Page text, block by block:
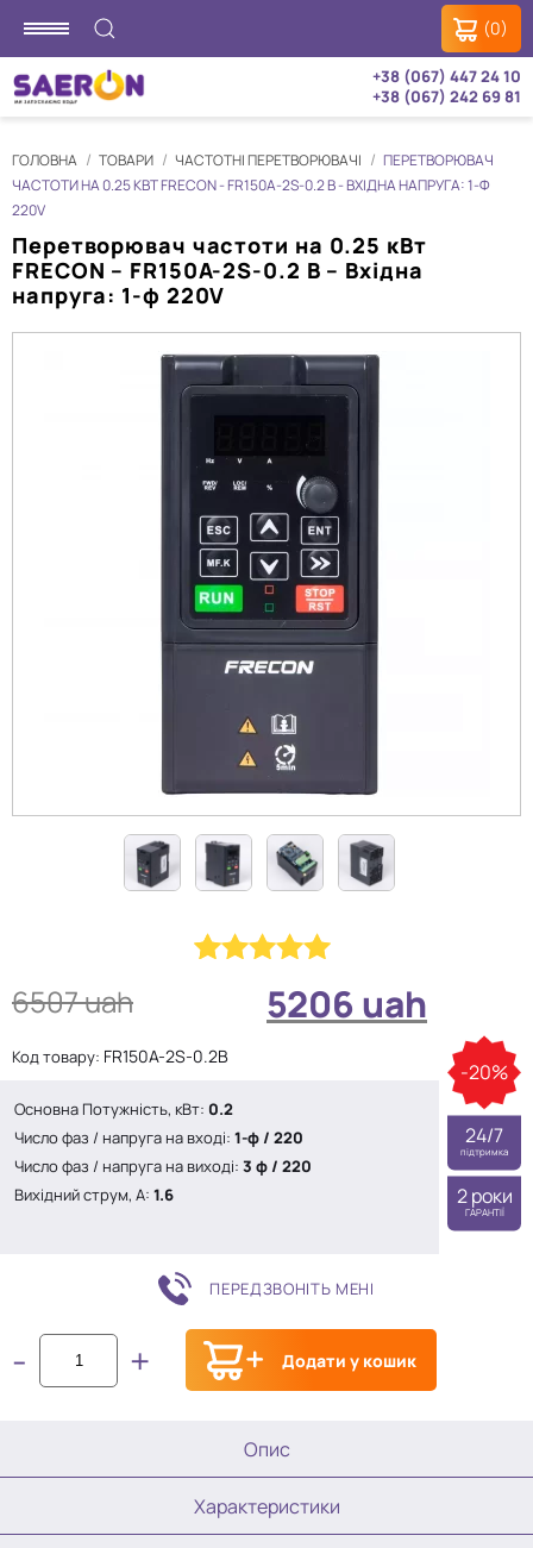
(0)
+38 (067) 447 24 10
+38 (067) 242 69 81
ГОЛОВНА ТОВАРИ ЧАСТОТНІ ПЕРЕТВОРЮВАЧІ
ПЕРЕТВОРЮВАЧ
ЧАСТОТИ НА 0.25 КВТ FRECON - FR150A-2S-0.2 B - ВХІДНА НАПРУГА: 1-Ф
220V
Перетворювач частоти на 0.25 кВт
FRECON – FR150A-2S-0.2 B – Вхідна
напруга: 1-ф 220V
Рейтинг
з 5 на
опитування
6507uah 5206uah
Код товару: FR150A-2S-0.2B
Основна Потужність, кВт: 0.2
Число фаз / напруга на вході: 1-ф / 220
Число фаз / напруга на виході: 3 ф / 220
Вихідний струм, A: 1.6
ПЕРЕДЗВОНІТЬ МЕНІ
- + Додати у кошик
-20%
24/7
підтримка
2 роки
ГАРАНТІЇ
Опис
Характеристики